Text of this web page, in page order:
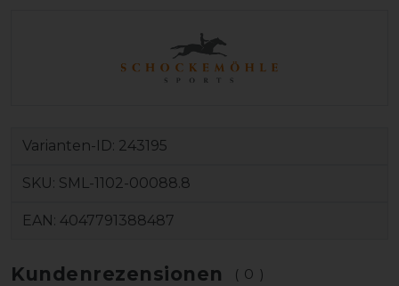
Varianten-ID: 243195
SKU: SML-1102-00088.8
EAN: 4047791388487
Kundenrezensionen (0)